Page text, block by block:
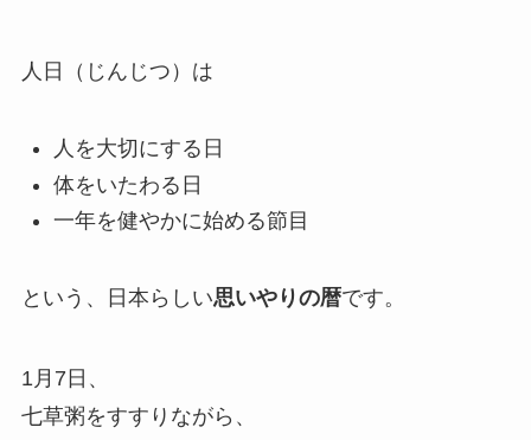
人日（じんじつ）は
人を大切にする日
体をいたわる日
一年を健やかに始める節目
という、日本らしい思いやりの暦です。
1月7日、
七草粥をすすりながら、